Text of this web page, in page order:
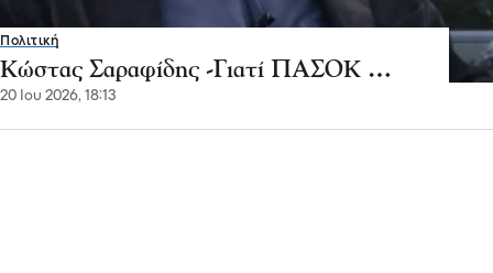
Πολιτική
Κώστας Σαραφίδης -Γιατί ΠΑΣΟΚ …
20 Ιου 2026, 18:13